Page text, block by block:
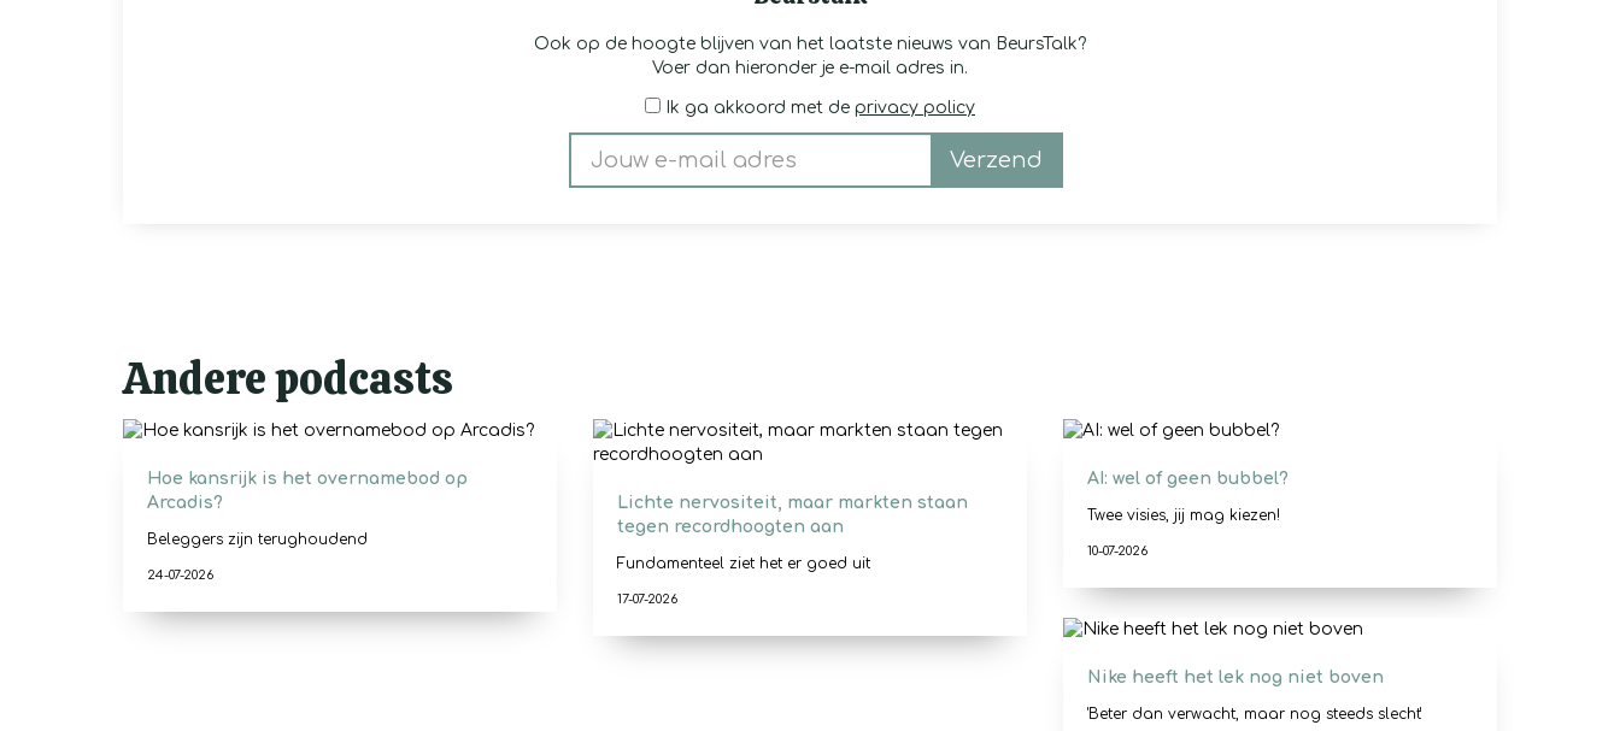
Ook op de hoogte blijven van het laatste nieuws van BeursTalk?
Voer dan hieronder je e-mail adres in.
Ik ga akkoord met de privacy policy
Verzend
Andere podcasts
Hoe kansrijk is het overnamebod op
Arcadis?
Beleggers zijn terughoudend
24-07-2026
Lichte nervositeit, maar markten staan
tegen recordhoogten aan
Fundamenteel ziet het er goed uit
17-07-2026
AI: wel of geen bubbel?
Twee visies, jij mag kiezen!
10-07-2026
Nike heeft het lek nog niet boven
'Beter dan verwacht, maar nog steeds slecht'